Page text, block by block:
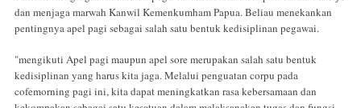
dan menjaga marwah Kanwil Kemenkumham Papua. Beliau menekankan
pentingnya apel pagi sebagai salah satu bentuk kedisiplinan pegawai.
"mengikuti Apel pagi maupun apel sore merupakan salah satu bentuk
kedisiplinan yang harus kita jaga. Melalui penguatan corpu pada
cofemorning pagi ini, kita dapat meningkatkan rasa kebersamaan dan